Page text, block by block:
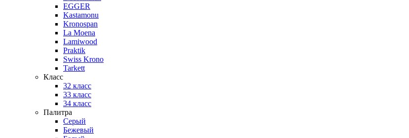
EGGER
Kastamonu
Kronospan
La Moena
Lamiwood
Praktik
Swiss Krono
Tarkett
Класс
32 класс
33 класс
34 класс
Палитра
Серый
Бежевый